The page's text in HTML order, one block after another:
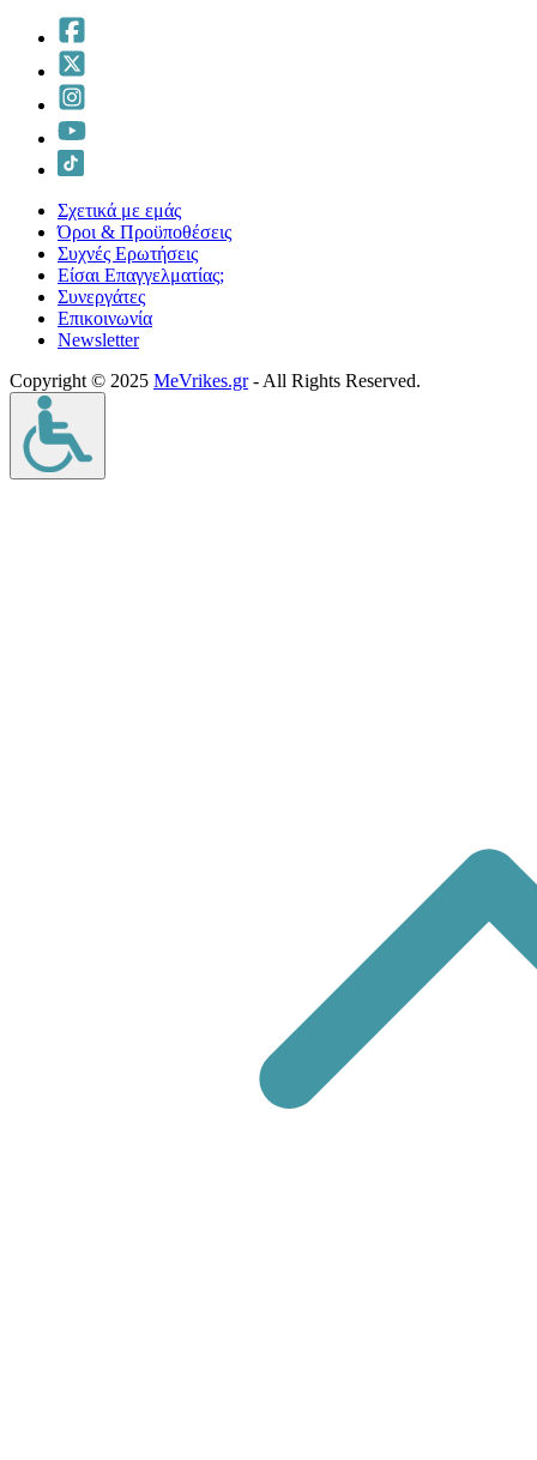
Σχετικά με εμάς
Όροι & Προϋποθέσεις
Συχνές Ερωτήσεις
Είσαι Επαγγελματίας;
Συνεργάτες
Επικοινωνία
Νewsletter
Copyright © 2025 MeVrikes.gr- All Rights Reserved.